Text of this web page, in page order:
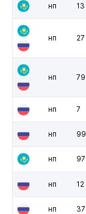
нп 13
нп 27
нп 79
нп 7
нп 99
нп 97
нп 12
нп 37